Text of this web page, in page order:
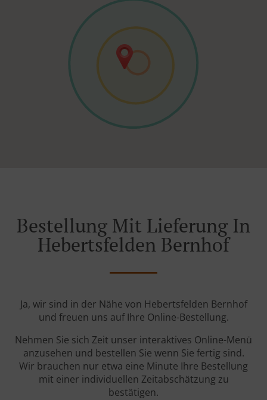
Bestellung Mit Lieferung In
Hebertsfelden Bernhof
Ja, wir sind in der Nähe von Hebertsfelden Bernhof
und freuen uns auf Ihre Online-Bestellung.
Nehmen Sie sich Zeit unser interaktives Online-Menü
anzusehen und bestellen Sie wenn Sie fertig sind.
Wir brauchen nur etwa eine Minute Ihre Bestellung
mit einer individuellen Zeitabschätzung zu
bestätigen.